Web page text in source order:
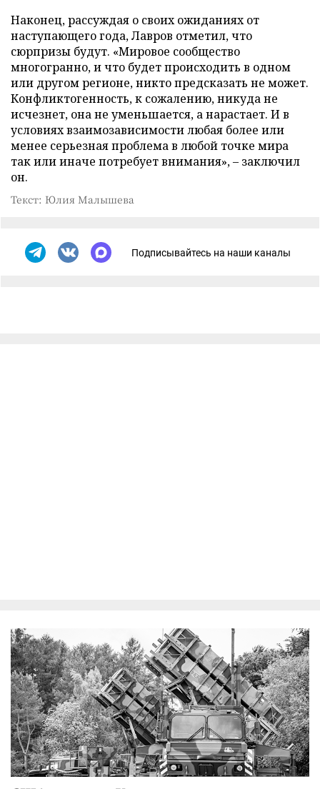
Наконец, рассуждая о своих ожиданиях от
наступающего года, Лавров отметил, что
сюрпризы будут. «Мировое сообщество
многогранно, и что будет происходить в одном
или другом регионе, никто предсказать не может.
Конфликтогенность, к сожалению, никуда не
исчезнет, она не уменьшается, а нарастает. И в
условиях взаимозависимости любая более или
менее серьезная проблема в любой точке мира
так или иначе потребует внимания», – заключил
он.
Текст: Юлия Малышева
Подписывайтесь на наши каналы